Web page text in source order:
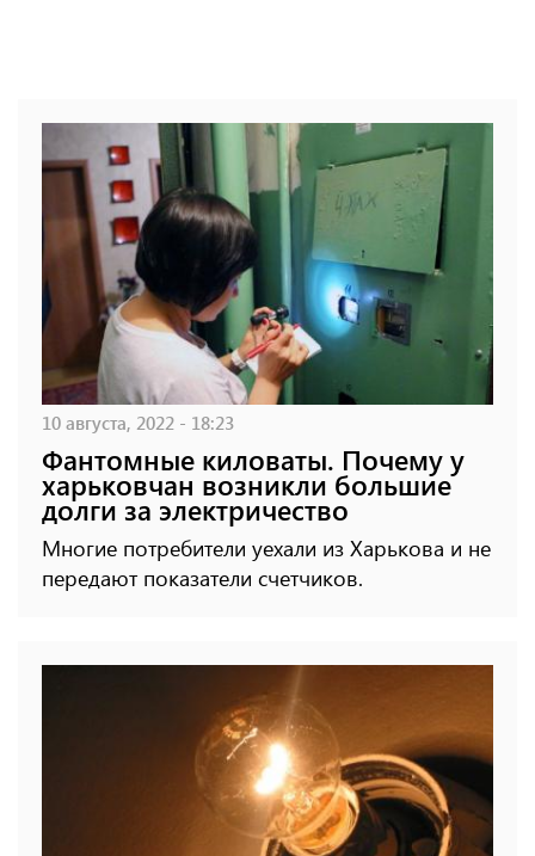
10 августа, 2022 - 18:23
Фантомные киловаты. Почему у
харьковчан возникли большие
долги за электричество
Многие потребители уехали из Харькова и не
передают показатели счетчиков.